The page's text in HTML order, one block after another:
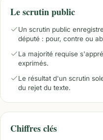
Le scrutin public
Un scrutin public
député : pour, contre ou
La majorité requise
exprimés.
Le résultat d'un scrutin
du rejet du texte.
Chiffres clés